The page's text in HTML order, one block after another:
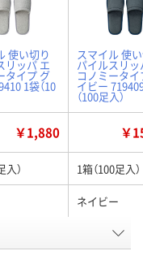
使い切り
リッパ エ
タイプ グ
1袋（10
スマイル 使
パイルスリッ
コノミータイ
イビー
（100足入）
￥1,880 ￥
入） 1箱（100足入）
ネイビー
AR61949